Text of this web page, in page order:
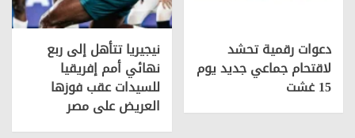
دعوات رقمية تحشد
لاقتحام جماعي جديد يوم
15 غشت
نيجيريا تتأهل إلى ربع
نهائي أمم إفريقيا
للسيدات عقب فوزها
العريض على مصر